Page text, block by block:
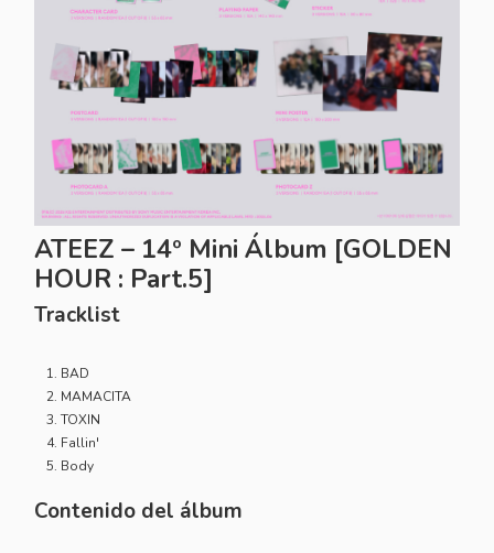
ATEEZ – 14º Mini Álbum [GOLDEN
HOUR : Part.5]
Tracklist
BAD
MAMACITA
TOXIN
Fallin'
Body
Contenido del álbum